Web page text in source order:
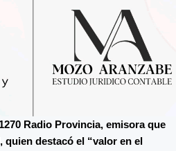
Radio Provincia, emisora que
destacó el “valor en el